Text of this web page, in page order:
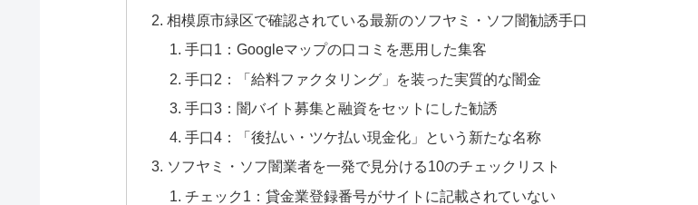
相模原市緑区で確認されている最新のソフヤミ・ソフ闇勧誘手口
手口1：Googleマップの口コミを悪用した集客
手口2：「給料ファクタリング」を装った実質的な闇金
手口3：闇バイト募集と融資をセットにした勧誘
手口4：「後払い・ツケ払い現金化」という新たな名称
ソフヤミ・ソフ闇業者を一発で見分ける10のチェックリスト
チェック1：貸金業登録番号がサイトに記載されていない